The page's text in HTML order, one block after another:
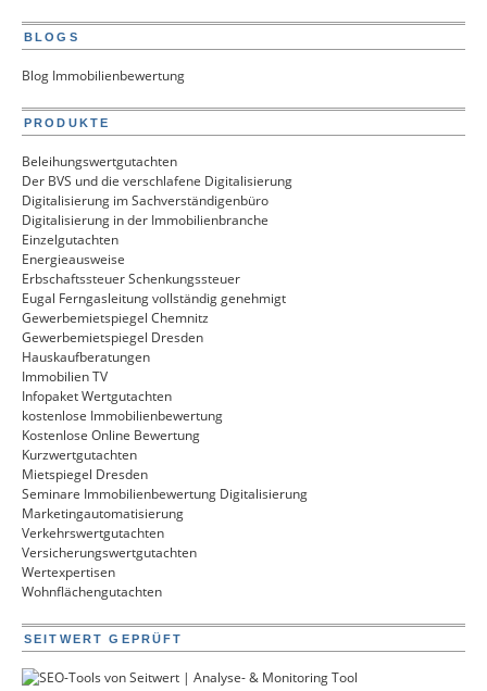
BLOGS
Blog Immobilienbewertung
PRODUKTE
Beleihungswertgutachten
Der BVS und die verschlafene Digitalisierung
Digitalisierung im Sachverständigenbüro
Digitalisierung in der Immobilienbranche
Einzelgutachten
Energieausweise
Erbschaftssteuer Schenkungssteuer
Eugal Ferngasleitung vollständig genehmigt
Gewerbemietspiegel Chemnitz
Gewerbemietspiegel Dresden
Hauskaufberatungen
Immobilien TV
Infopaket Wertgutachten
kostenlose Immobilienbewertung
Kostenlose Online Bewertung
Kurzwertgutachten
Mietspiegel Dresden
Seminare Immobilienbewertung Digitalisierung
Marketingautomatisierung
Verkehrswertgutachten
Versicherungswertgutachten
Wertexpertisen
Wohnflächengutachten
SEITWERT GEPRÜFT